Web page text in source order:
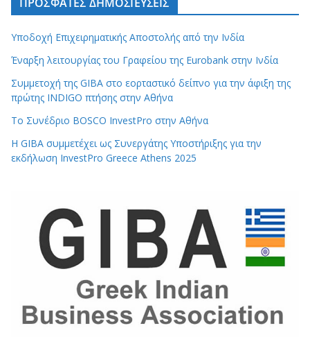
Υποδοχή Επιχειρηματικής Αποστολής από την Ινδία
Έναρξη λειτουργίας του Γραφείου της Eurobank στην Ινδία
Συμμετοχή της GIBA στο εορταστικό δείπνο για την άφιξη της
πρώτης INDIGO πτήσης στην Αθήνα
Το Συνέδριο BOSCO InvestPro στην Αθήνα
Η GIBA συμμετέχει ως Συνεργάτης Υποστήριξης για την
εκδήλωση InvestPro Greece Athens 2025